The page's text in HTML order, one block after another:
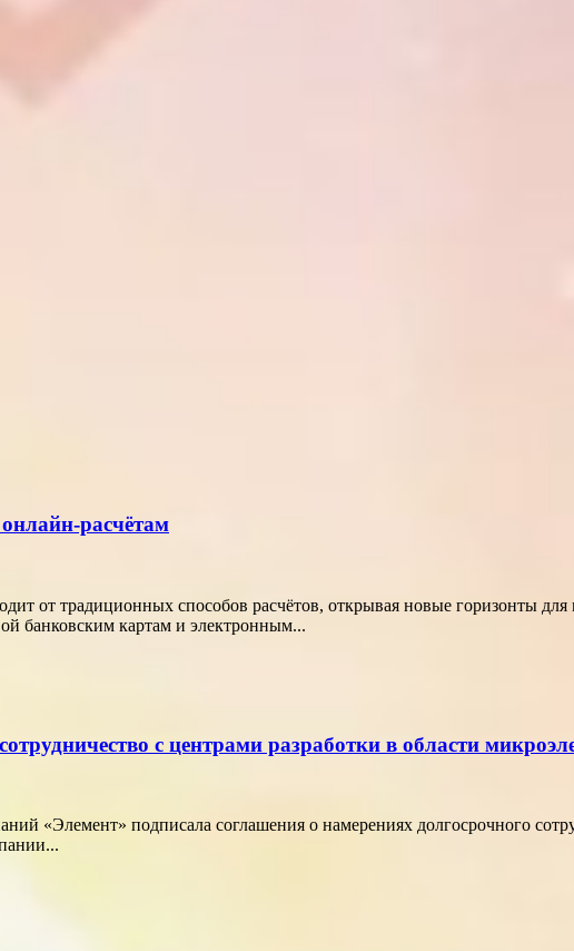
расчётам
от традиционных способов расчётов, открывая новые горизонты
банковским картам и электронным...
с центрами разработки в области
«Элемент» подписала соглашения о намерениях долгосрочного